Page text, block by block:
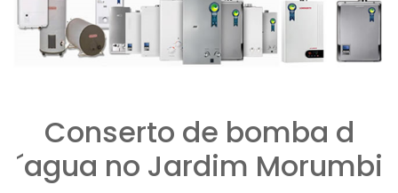
Conserto de bomba d
´agua no Jardim Morumbi